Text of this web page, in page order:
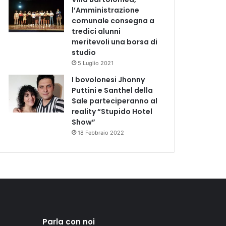
l’Amministrazione
comunale consegna a
tredici alunni
meritevoli una borsa di
studio
5 Luglio 2021
I bovolonesi Jhonny
Puttini e Santhel della
Sale parteciperanno al
reality “Stupido Hotel
Show”
18 Febbraio 2022
Parla con noi